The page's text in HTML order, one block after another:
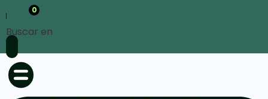
0
Buscar en